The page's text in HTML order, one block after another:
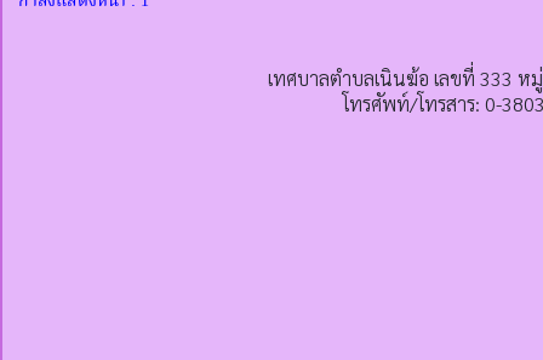
เทศบาลตำบลเนินฆ้อ เลขที่ 333 ห
โทรศัพท์/โทรสาร: 0-